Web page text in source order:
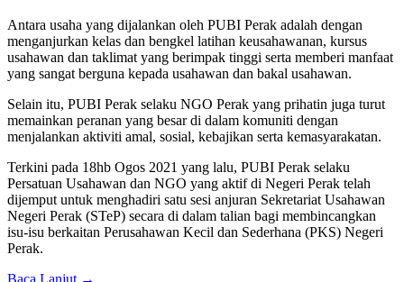
Antara usaha yang dijalankan oleh PUBI Perak adalah dengan
menganjurkan kelas dan bengkel latihan keusahawanan, kursus
usahawan dan taklimat yang berimpak tinggi serta memberi manfaat
yang sangat berguna kepada usahawan dan bakal usahawan.
Selain itu, PUBI Perak selaku NGO Perak yang prihatin juga turut
memainkan peranan yang besar di dalam komuniti dengan
menjalankan aktiviti amal, sosial, kebajikan serta kemasyarakatan.
Terkini pada 18hb Ogos 2021 yang lalu, PUBI Perak selaku
Persatuan Usahawan dan NGO yang aktif di Negeri Perak telah
dijemput untuk menghadiri satu sesi anjuran Sekretariat Usahawan
Negeri Perak (STeP) secara di dalam talian bagi membincangkan
isu-isu berkaitan Perusahawan Kecil dan Sederhana (PKS) Negeri
Perak.
Baca Lanjut →